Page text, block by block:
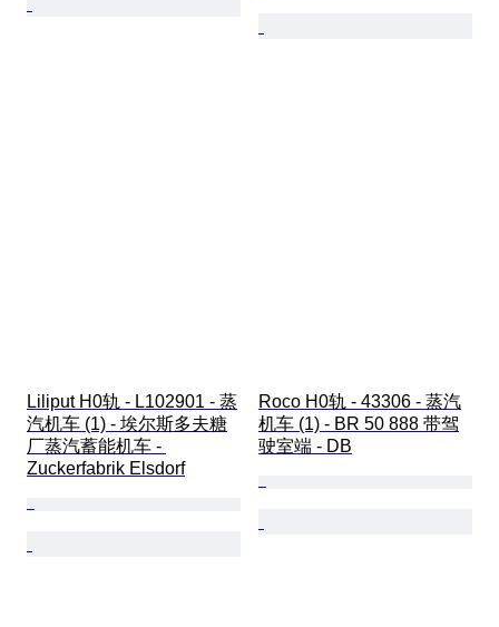
Liliput H0轨 - L102901 - 蒸
汽机车 (1) - 埃尔斯多夫糖
厂蒸汽蓄能机车 -
Zuckerfabrik Elsdorf
Roco H0轨 - 43306 - 蒸汽
机车 (1) - BR 50 888 带驾
驶室端 - DB